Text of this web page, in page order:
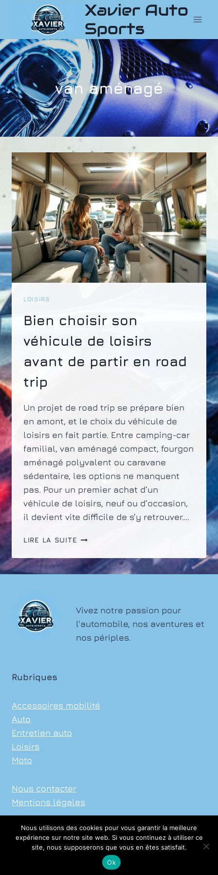
contenu
Xavier Auto
Sports
van aménagé
LOISIRS
Bien choisir son
véhicule de loisirs
avant de partir en road
trip
Un projet de road trip se prépare bien
en amont, et le choix du véhicule de
loisirs en fait partie. Entre camping-car
familial, van aménagé compact, fourgon
aménagé polyvalent ou caravane
sédentaire, les options ne manquent
pas. Pour un premier achat d’un
véhicule de loisirs, neuf ou d’occasion,
il devient vite difficile de s’y retrouver….
LIRE LA SUITE BIEN
SON
VÉHICULE
PARTIR
EN
Vivez notre passion pour
l'automobile, nos aventures et
nos périples.
Rubriques
Accessoires mobilité
Auto
Entretien auto
Loisirs
Moto
Nous contacter
Mentions légales
© 2026 Xavier Auto Sports
Nous utilisons des cookies pour vous garantir la meilleure
expérience sur notre site web. Si vous continuez à utiliser ce
site, nous supposerons que vous en êtes satisfait.
Ok